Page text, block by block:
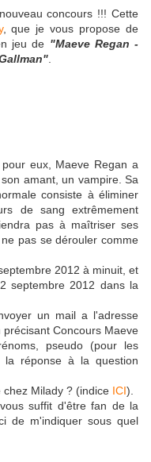
concours !!! Cette
, que je vous propose de
jeu de "Maeve Regan -
eux, Maeve Regan a
amant, un vampire. Sa
consiste à éliminer
de sang extrêmement
pas à maîtriser ses
pas se dérouler comme
2012 à minuit, et
septembre 2012 dans la
un mail a l'adresse
Concours Maeve
pseudo (pour les
la réponse à la question
Milady ? (indice ICI).
suffit d'être fan de la
de m'indiquer sous quel